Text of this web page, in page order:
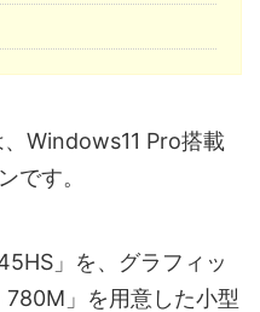
、Windows11 Pro搭載
です。
」を、グラフィッ
」を用意した小型